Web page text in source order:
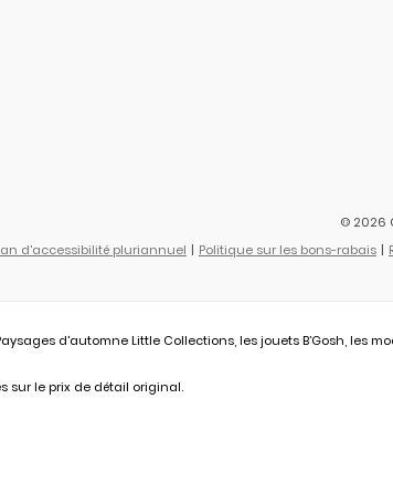
© 2026
d'accessibilité pluriannuel Politique sur les bons-rabais
d'automne Little Collections, les jouets B’Gosh, les
sur le prix de détail original.